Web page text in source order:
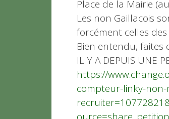
Place de la Mairie
Les non Gaillacois
forcément celles
Bien entendu, faites
IL Y A DEPUIS UNE
https://
compteur-linky-non-